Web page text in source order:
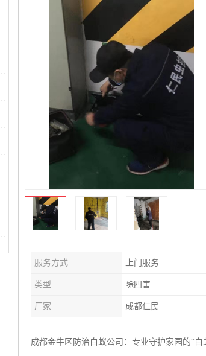
服务方式 上门服务
类型 除四害
厂家 成都仁民
成都金牛区防治白蚁公司：专业守护家园的“白